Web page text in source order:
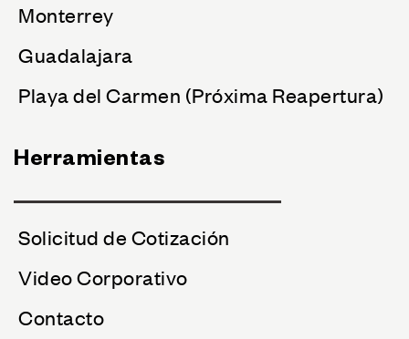
Monterrey
Guadalajara
Playa del Carmen (Próxima Reapertura)
Herramientas
Solicitud de Cotización
Video Corporativo
Contacto